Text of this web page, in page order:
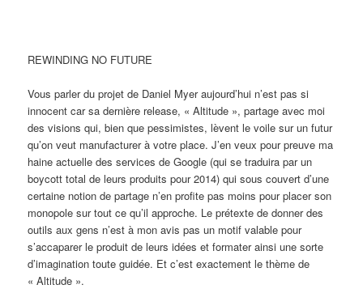
REWINDING NO FUTURE
Vous parler du projet de Daniel Myer aujourd’hui n’est pas si
innocent car sa dernière release, « Altitude », partage avec moi
des visions qui, bien que pessimistes, lèvent le voile sur un futur
qu’on veut manufacturer à votre place. J’en veux pour preuve ma
haine actuelle des services de Google (qui se traduira par un
boycott total de leurs produits pour 2014) qui sous couvert d’une
certaine notion de partage n’en profite pas moins pour placer son
monopole sur tout ce qu’il approche. Le prétexte de donner des
outils aux gens n’est à mon avis pas un motif valable pour
s’accaparer le produit de leurs idées et formater ainsi une sorte
d’imagination toute guidée. Et c’est exactement le thème de
« Altitude ».